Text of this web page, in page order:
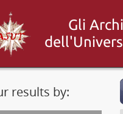
results by: